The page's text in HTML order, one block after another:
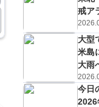
戒ア
大型
米島
大雨
今日
2026